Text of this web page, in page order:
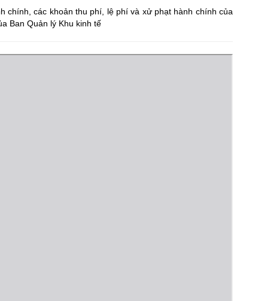
chính, các khoản thu phí, lệ phí và xử phạt hành chính của
Ban Quản lý Khu kinh tế